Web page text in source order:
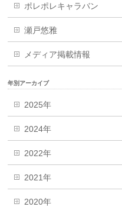
ポレポレキャラバン
瀬戸悠雅
メディア掲載情報
年別アーカイブ
2025年
2024年
2022年
2021年
2020年